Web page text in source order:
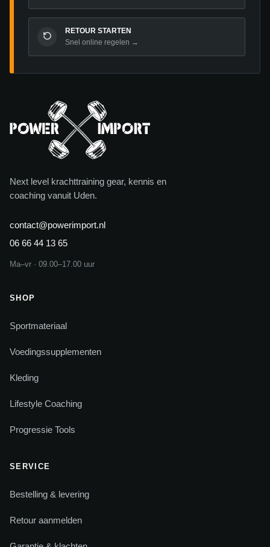
RETOUR STARTEN
Snel online regelen →
Next level krachttraining gear, kennis en
coaching vanuit Uden.
contact@powerimport.nl
06 66 44 13 65
Ma–vr · 09.00–17.00 uur
SHOP
Sportmateriaal
Voedingssupplementen
Kleding
Lifestyle Coaching
Progressie Tools
SERVICE
Bestelling & levering
Retour aanmelden